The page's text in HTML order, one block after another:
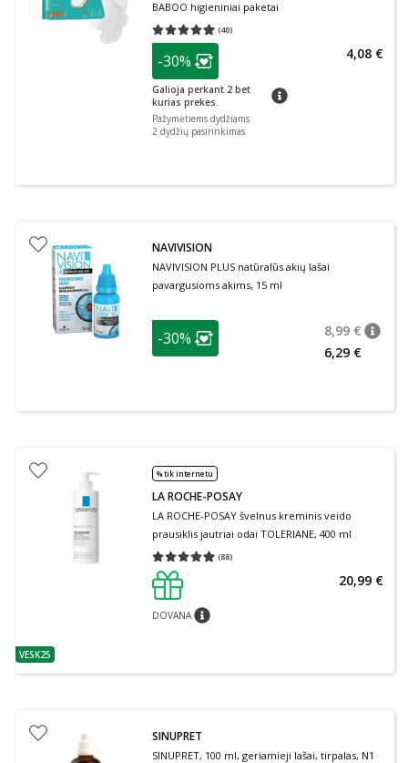
BABOO higieniniai paketai
(40)
Vidutinis įvertinimas 4.95
patarimas
Lojalumo klubo narių nuolaida
-30%
Galioja perkant 2 bet
kurias prekes.
patarimas
4,08 €
Pažymėtiems dydžiams
2 dydžių pasirinkimas
NAVIVISION
NAVIVISION PLUS natūralūs akių lašai
pavargusioms akims, 15 ml
patarimas
Lojalumo klubo narių nuolaida
-30% 8,99 €
6,29 €
patarimas
VESK25
% tik internetu
LA ROCHE-POSAY
LA ROCHE-POSAY švelnus kreminis veido
prausiklis jautriai odai TOLERIANE, 400 ml
(88)
Vidutinis įvertinimas 4.91
DOVANApatarimas
20,99 €
SINUPRET
SINUPRET, 100 ml, geriamieji lašai, tirpalas, N1